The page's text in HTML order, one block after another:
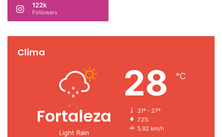
122k
Followers
Clima
Fortaleza
Light Rain
28 ℃
31º - 27º
72%
5.92 km/h